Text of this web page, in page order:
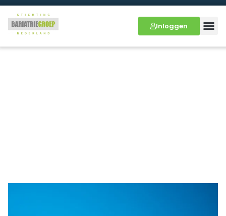
Inloggen